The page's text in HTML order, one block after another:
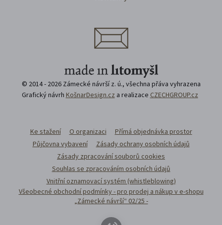
© 2014 - 2026 Zámecké návrší z. ú., všechna přáva vyhrazena
Grafický návrh KošnarDesign.cz a realizace CZECHGROUP.cz
Ke stažení O organizaci
Přímá objednávka prostor
Půjčovna vybavení
Zásady ochrany osobních údajů
Zásady zpracování souborů cookies
Souhlas se zpracováním osobních údajů
Vnitřní oznamovací systém (whistleblowing)
Všeobecné obchodní podmínky - pro prodej a nákup v e-shopu
„Zámecké návrší“ 02/25 -